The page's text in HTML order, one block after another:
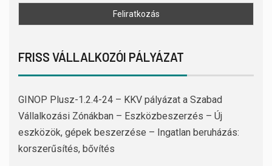
FRISS VÁLLALKOZÓI PÁLYÁZAT
GINOP Plusz-1.2.4-24 – KKV pályázat a Szabad
Vállalkozási Zónákban – Eszközbeszerzés – Új
eszközök, gépek beszerzése – Ingatlan beruházás:
korszerűsítés, bővítés